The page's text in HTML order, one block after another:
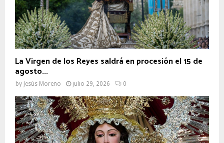
La Virgen de los Reyes saldrá en procesión el 15 de
agosto...
by Jesús Moreno julio 29, 2026 0